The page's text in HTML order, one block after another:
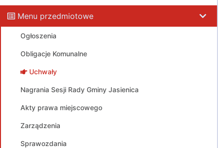
Menu przedmiotowe
Ogłoszenia
Obligacje Komunalne
Uchwały
Nagrania Sesji Rady Gminy Jasienica
Akty prawa miejscowego
Zarządzenia
Sprawozdania